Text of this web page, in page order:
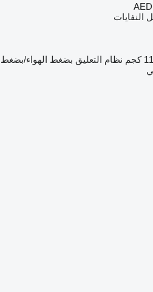
النفايات
نظام التعليق بضغط الهواء/بضغط